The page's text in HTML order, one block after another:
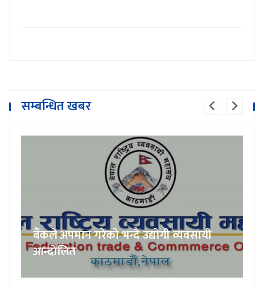
सम्बन्धित खबर
बैंकले अपमान गरेको भन्दै उद्योगी व्यवसायी
आन्दोलित